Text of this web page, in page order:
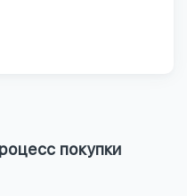
покупки